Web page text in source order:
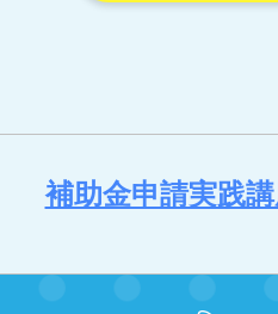
補助金申請実践